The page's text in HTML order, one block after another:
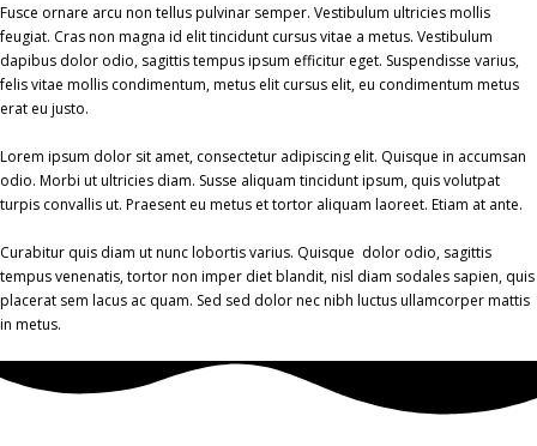
Fusce ornare arcu non tellus pulvinar semper. Vestibulum ultricies mollis
feugiat. Cras non magna id elit tincidunt cursus vitae a metus. Vestibulum
dapibus dolor odio, sagittis tempus ipsum efficitur eget. Suspendisse varius,
felis vitae mollis condimentum, metus elit cursus elit, eu condimentum metus
erat eu justo.
Lorem ipsum dolor sit amet, consectetur adipiscing elit. Quisque in accumsan
odio. Morbi ut ultricies diam. Susse aliquam tincidunt ipsum, quis volutpat
turpis convallis ut. Praesent eu metus et tortor aliquam laoreet. Etiam at ante.
Curabitur quis diam ut nunc lobortis varius. Quisque dolor odio, sagittis
tempus venenatis, tortor non imper diet blandit, nisl diam sodales sapien, quis
placerat sem lacus ac quam. Sed sed dolor nec nibh luctus ullamcorper mattis
in metus.